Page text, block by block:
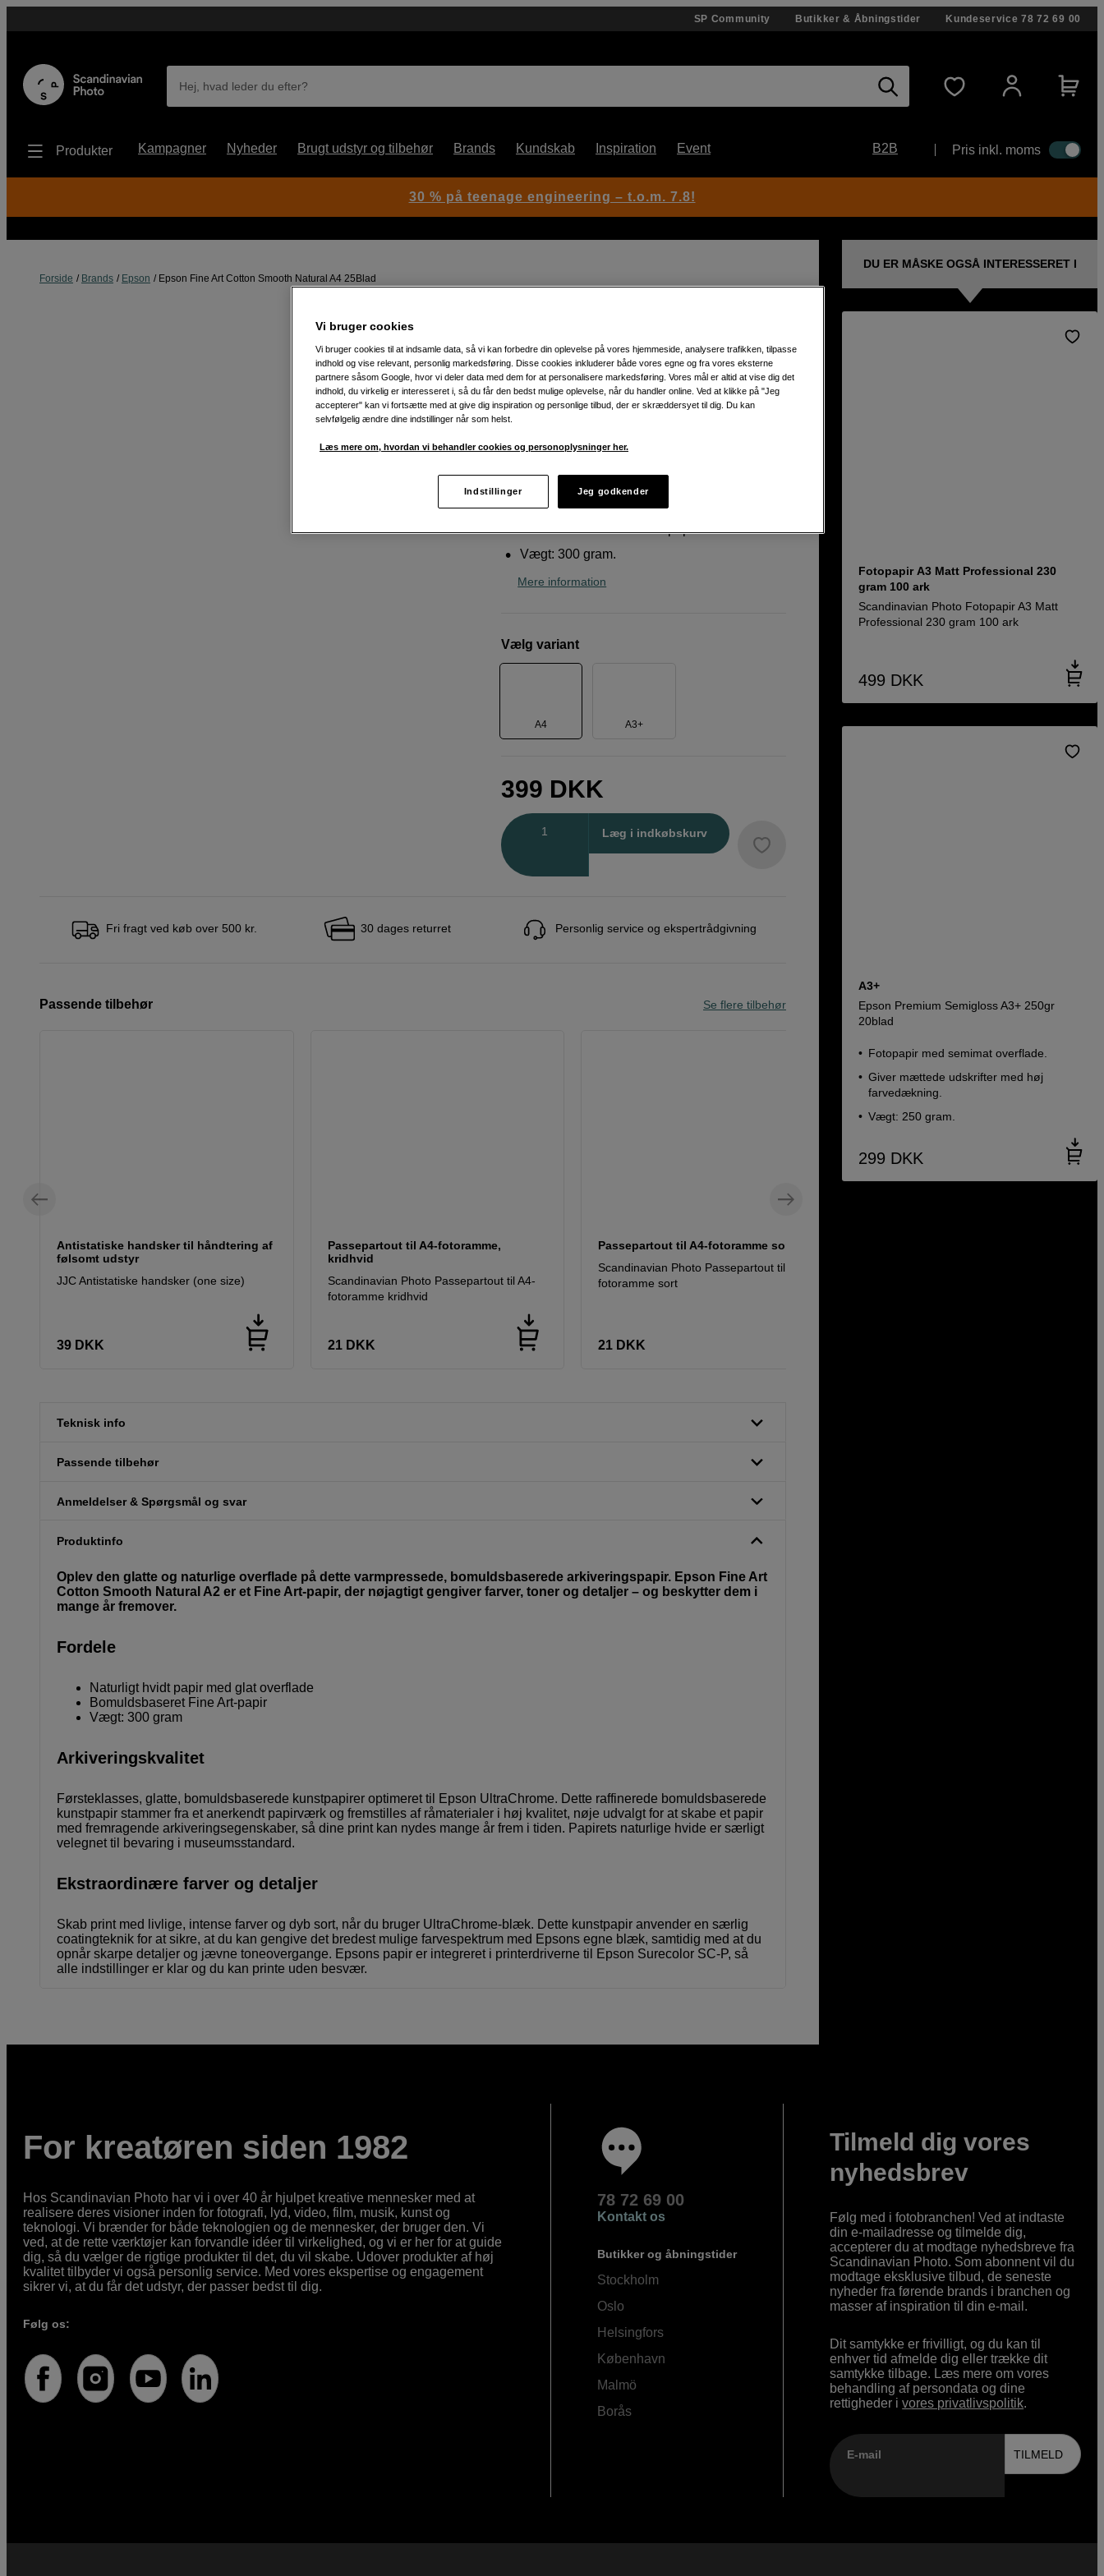
SP Community Butikker & Åbningstider Kundeservice 78 72 69 00
Hej, hvad leder du efter?
Produkter Kampagner Nyheder Brugt udstyr og tilbehør Brands Kundskab Inspiration Event B2B Pris inkl. moms
Forside Brands Epson Epson Fine Art Cotton Smooth Natural A4 25Blad
Epson Fine Art Cotton Smooth Natural A4 25Blad
A4
København:
Naturligt hvidt papir med glat overflade.
Bomuldsbaseret Fine Art-papir.
Vægt: 300 gram.
Mere information
Vælg variant
A4 A3+
399 DKK
Læg i indkøbskurv
Fri fragt ved køb over 500 kr. 30 dages returret Personlig service og ekspertrådgivning
Passende tilbehør Se flere tilbehør
Antistatiske handsker til håndtering af
følsomt udstyr
JJC Antistatiske handsker (one size)
39 DKK
Passepartout til A4-fotoramme,
kridhvid
Scandinavian Photo Passepartout til A4-
fotoramme kridhvid
21 DKK
Passepartout til A4-fotoramme sort
Scandinavian Photo Passepartout til A4-
fotoramme sort
21 DKK
Teknisk info
Passende tilbehør
Anmeldelser & Spørgsmål og svar
Produktinfo
Oplev den glatte og naturlige overflade på dette varmpressede, bomuldsbaserede arkiveringspapir. Epson Fine Art
Cotton Smooth Natural A2 er et Fine Art-papir, der nøjagtigt gengiver farver, toner og detaljer – og beskytter dem i
mange år fremover.
Fordele
Naturligt hvidt papir med glat overflade
Bomuldsbaseret Fine Art-papir
Vægt: 300 gram
Arkiveringskvalitet
Førsteklasses, glatte, bomuldsbaserede kunstpapirer optimeret til Epson UltraChrome. Dette raffinerede bomuldsbaserede
kunstpapir stammer fra et anerkendt papirværk og fremstilles af råmaterialer i høj kvalitet, nøje udvalgt for at skabe et papir
med fremragende arkiveringsegenskaber, så dine print kan nydes mange år frem i tiden. Papirets naturlige hvide er særligt
velegnet til bevaring i museumsstandard.
Ekstraordinære farver og detaljer
Skab print med livlige, intense farver og dyb sort, når du bruger UltraChrome-blæk. Dette kunstpapir anvender en særlig
coatingteknik for at sikre, at du kan gengive det bredest mulige farvespektrum med Epsons egne blæk, samtidig med at du
opnår skarpe detaljer og jævne toneovergange. Epsons papir er integreret i printerdriverne til Epson Surecolor SC-P, så
alle indstillinger er klar og du kan printe uden besvær.
DU ER MÅSKE OGSÅ INTERESSERET I
Fotopapir A3 Matt Professional 230
gram 100 ark
Scandinavian Photo Fotopapir A3 Matt
Professional 230 gram 100 ark
499 DKK
A3+
Epson Premium Semigloss A3+ 250gr
20blad
Fotopapir med semimat overflade.
Giver mættede udskrifter med høj
farvedækning.
Vægt: 250 gram.
299 DKK
For kreatøren siden 1982
Hos Scandinavian Photo har vi i over 40 år hjulpet kreative mennesker med at
realisere deres visioner inden for fotografi, lyd, video, film, musik, kunst og
teknologi. Vi brænder for både teknologien og de mennesker, der bruger den. Vi
ved, at de rette værktøjer kan forvandle idéer til virkelighed, og vi er her for at guide
dig, så du vælger de rigtige produkter til det, du vil skabe. Udover produkter af høj
kvalitet tilbyder vi også personlig service. Med vores ekspertise og engagement
sikrer vi, at du får det udstyr, der passer bedst til dig.
Følg os:
78 72 69 00
Kontakt os
Butikker og åbningstider
Stockholm
Oslo
Helsingfors
København
Malmö
Borås
Tilmeld dig vores
nyhedsbrev
Følg med i fotobranchen! Ved at indtaste
din e-mailadresse og tilmelde dig,
accepterer du at modtage nyhedsbreve fra
Scandinavian Photo. Som abonnent vil du
modtage eksklusive tilbud, de seneste
nyheder fra førende brands i branchen og
masser af inspiration til din e-mail.
Dit samtykke er frivilligt, og du kan til
enhver tid afmelde dig eller trække dit
samtykke tilbage. Læs mere om vores
behandling af persondata og dine
rettigheder ivores privatlivspolitik.
E-mail TILMELD
30 % på teenage engineering – t.o.m. 7.8!
Vi bruger cookies
Vi bruger cookies til at indsamle data, så vi kan forbedre din oplevelse på vores hjemmeside, analysere trafikken, tilpasse
indhold og vise relevant, personlig markedsføring. Disse cookies inkluderer både vores egne og fra vores eksterne
partnere såsom Google, hvor vi deler data med dem for at personalisere markedsføring. Vores mål er altid at vise dig det
indhold, du virkelig er interesseret i, så du får den bedst mulige oplevelse, når du handler online. Ved at klikke på "Jeg
accepterer" kan vi fortsætte med at give dig inspiration og personlige tilbud, der er skræddersyet til dig. Du kan
selvfølgelig ændre dine indstillinger når som helst.
Læs mere om, hvordan vi behandler cookies og personoplysninger her.
Indstillinger Jeg godkender